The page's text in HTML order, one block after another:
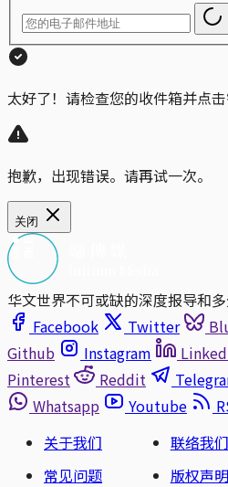
太好了！请检查您的收件箱并点击
抱歉，出现错误。请再试一次。
关闭
华文世界不可或缺的深度报导和
Facebook
Twitter
Github
Instagram
Pinterest
Reddit
Whatsapp
Youtube
关于我们
联络我们
常见问题
版权声明